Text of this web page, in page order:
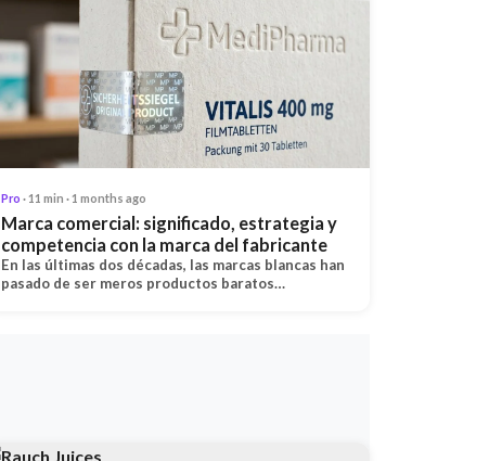
Pro · 11 min · 1 months ago
Marca comercial: significado, estrategia y
competencia con la marca del fabricante
En las últimas dos décadas, las marcas blancas han
pasado de ser meros productos baratos…